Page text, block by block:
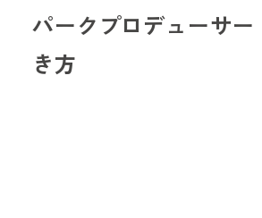
働く
住まい
パークプロデューサー
き方